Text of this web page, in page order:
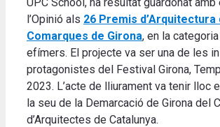
l’Opinió als 26 Premis d’Arquitectura
Comarques de Girona, en la
efímers. El projecte va ser una de les
protagonistes del Festival Girona,
2023. L’acte de lliurament va tenir lloc
la seu de la Demarcació de Girona del
d’Arquitectes de Catalunya.